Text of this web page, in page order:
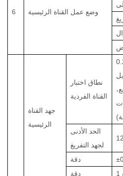
6 وضع عمل القناة الرئيسية
جهد القناة
الرئيسية
نطاق اختبار
القناة الفردية
فولت، القيمة
الحد الأدنى
لجهد التفريغ
دقة
دقة